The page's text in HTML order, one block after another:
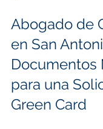
Abogado de
en San
Documentos
para una
Green Card